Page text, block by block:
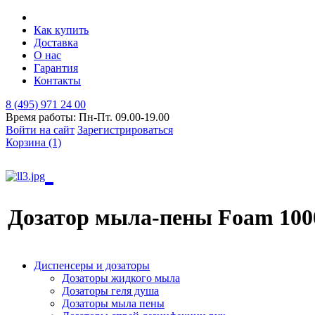
Как купить
Доставка
О нас
Гарантия
Контакты
8 (495) 971 24 00
Время работы: Пн-Пт. 09.00-19.00
Войти на сайт Зарегистрироваться
Корзина (1)
Дозатор мыла-пены Foam
Диспенсеры и дозаторы
Дозаторы жидкого мыла
Дозаторы геля душа
Дозаторы мыла пены